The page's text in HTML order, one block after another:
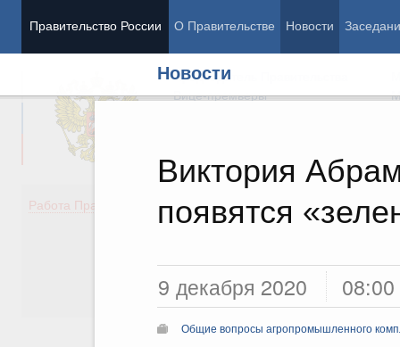
Правительство России О Правительстве Новости
Новости
Виктория
появятся
9 декабря 2020 08:00
Общие вопросы агропромышленного
Председатель Правительства
Вице-премьеры
Работа Правительства
Демография
Здоровье
Общество
Государство